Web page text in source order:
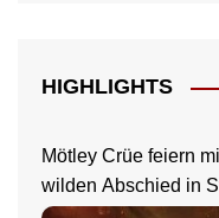
HIGHLIGHTS
Mötley Crüe feiern
wilden Abschied in